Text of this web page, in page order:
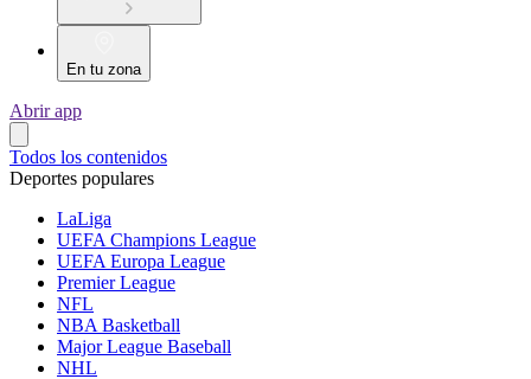
En tu zona
Abrir app
Todos los contenidos
Deportes populares
LaLiga
UEFA Champions League
UEFA Europa League
Premier League
NFL
NBA Basketball
Major League Baseball
NHL